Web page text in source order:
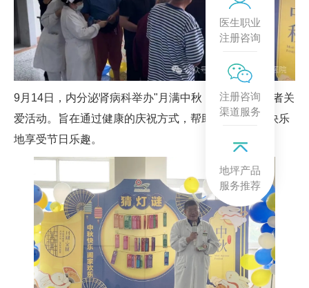
9月14日，内分泌肾病科举办"月满中秋，情系团圆"患者关
爱活动。旨在通过健康的庆祝方式，帮助糖尿病患者快乐
地享受节日乐趣。
医生职业
注册咨询
注册咨询
渠道服务
地坪产品
服务推荐